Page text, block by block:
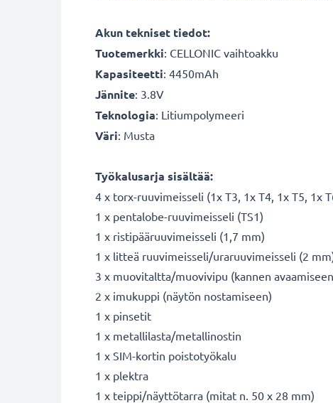
Akun tekniset tiedot:
Tuotemerkki: CELLONIC vaihtoakku
Kapasiteetti: 4450mAh
Jännite: 3.8V
Teknologia: Litiumpolymeeri
Väri: Musta
Työkalusarja sisältää:
4 x torx-ruuvimeisseli (1x T3, 1x T4, 1x T5, ​​1x
1 x pentalobe-ruuvimeisseli (TS1)
1 x ristipääruuvimeisseli (1,7 mm)
1 x litteä ruuvimeisseli/uraruuvimeisseli (2
3 x muovitaltta/muovivipu (kannen
2 x imukuppi (näytön nostamiseen)
1 x pinsetit
1 x metallilasta/metallinostin
1 x SIM-kortin poistotyökalu
1 x plektra
1 x teippi/näyttötarra (mitat n. 50 x 28 mm)